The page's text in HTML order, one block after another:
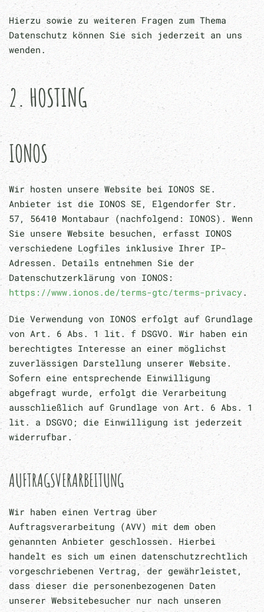
Hierzu sowie zu weiteren Fragen zum Thema
Datenschutz können Sie sich jederzeit an uns
wenden.
2. HOSTING
IONOS
Wir hosten unsere Website bei IONOS SE.
Anbieter ist die IONOS SE, Elgendorfer Str.
57, 56410 Montabaur (nachfolgend: IONOS). Wenn
Sie unsere Website besuchen, erfasst IONOS
verschiedene Logfiles inklusive Ihrer IP-
Adressen. Details entnehmen Sie der
Datenschutzerklärung von IONOS:
https://www.ionos.de/terms-gtc/terms-privacy.
Die Verwendung von IONOS erfolgt auf Grundlage
von Art. 6 Abs. 1 lit. f DSGVO. Wir haben ein
berechtigtes Interesse an einer möglichst
zuverlässigen Darstellung unserer Website.
Sofern eine entsprechende Einwilligung
abgefragt wurde, erfolgt die Verarbeitung
ausschließlich auf Grundlage von Art. 6 Abs. 1
lit. a DSGVO; die Einwilligung ist jederzeit
widerrufbar.
AUFTRAGSVERARBEITUNG
Wir haben einen Vertrag über
Auftragsverarbeitung (AVV) mit dem oben
genannten Anbieter geschlossen. Hierbei
handelt es sich um einen datenschutzrechtlich
vorgeschriebenen Vertrag, der gewährleistet,
dass dieser die personenbezogenen Daten
unserer Websitebesucher nur nach unseren